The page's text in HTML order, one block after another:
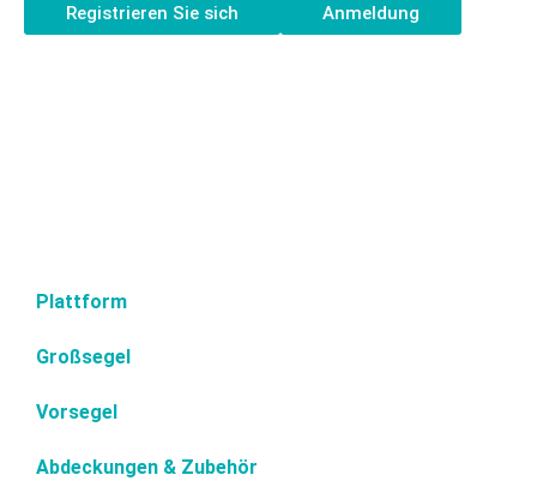
Registrieren Sie sich Anmeldung
Plattform
Großsegel
Vorsegel
Abdeckungen & Zubehör